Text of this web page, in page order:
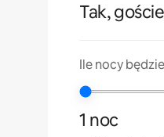
Tak,
Ile nocy
1 noc